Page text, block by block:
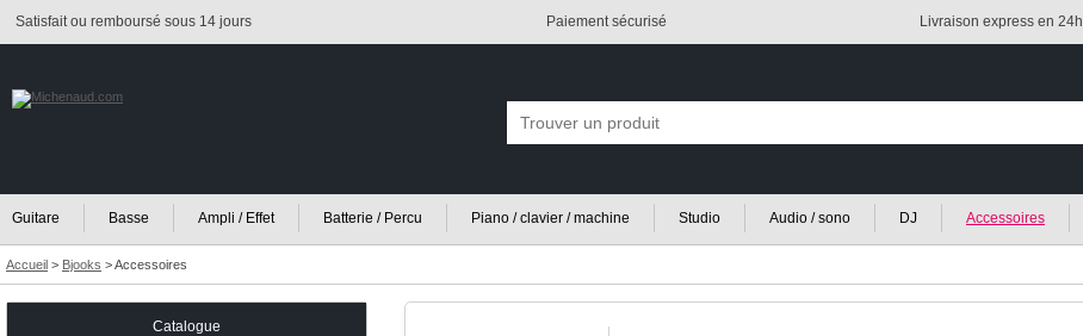
Satisfait ou remboursé sous 14 jours Paiement sécurisé Livraison express en 24h
Guitare Basse Ampli / Effet Batterie / Percu Piano / clavier / machine Studio Audio / sono DJ Accessoires
Accueil > Bjooks >Accessoires
Catalogue